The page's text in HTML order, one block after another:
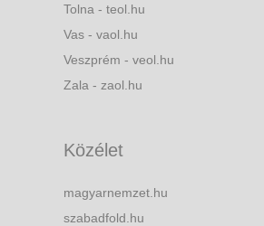
Tolna - teol.hu
Vas - vaol.hu
Veszprém - veol.hu
Zala - zaol.hu
Közélet
magyarnemzet.hu
szabadfold.hu